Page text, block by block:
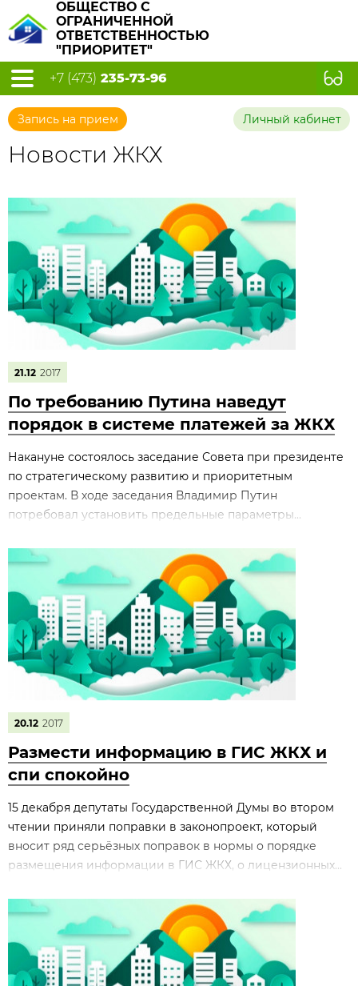
ОБЩЕСТВО С
ОГРАНИЧЕННОЙ
ОТВЕТСТВЕННОСТЬЮ
"ПРИОРИТЕТ"
+7 (473) 235-73-96
Запись на прием Личный кабинет
Новости ЖКХ
21.12 2017
По требованию Путина наведут
порядок в системе платежей за ЖКХ
Накануне состоялось заседание Совета при президенте
по стратегическому развитию и приоритетным
проектам. В ходе заседания Владимир Путин
потребовал установить предельные параметры...
20.12 2017
Размести информацию в ГИС ЖКХ и
спи спокойно
15 декабря депутаты Государственной Думы во втором
чтении приняли поправки в законопроект, который
вносит ряд серьёзных поправок в нормы о порядке
размещения информации в ГИС ЖКХ, о лицензионных...